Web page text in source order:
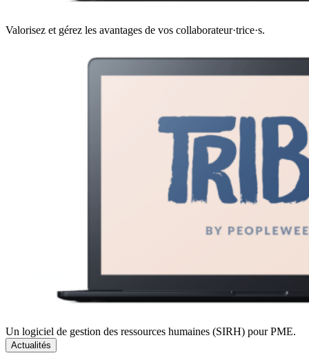
Valorisez et gérez les avantages de vos collaborateur·trice·s.
Un logiciel de gestion des ressources humaines (SIRH) pour PME.
Actualités